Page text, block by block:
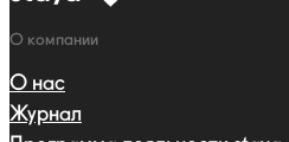
Навигация
О компании
О нас
Журнал